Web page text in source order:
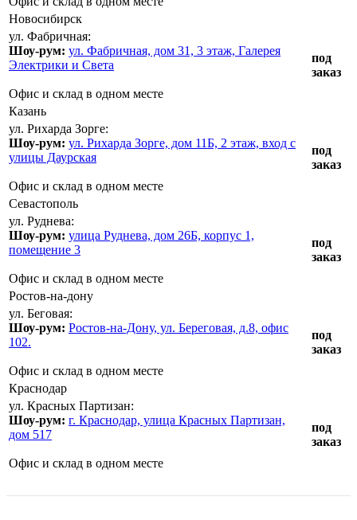
Новосибирск
ул. Фабричная:
Шоу-рум: ул. Фабричная, дом 31, 3 этаж, Галерея
Электрики и Света
Офис и склад в одном месте
под
заказ
Казань
ул. Рихарда Зорге:
Шоу-рум: ул. Рихарда Зорге, дом 11Б, 2 этаж, вход с
улицы Даурская
Офис и склад в одном месте
под
заказ
Севастополь
ул. Руднева:
Шоу-рум: улица Руднева, дом 26Б, корпус 1,
помещение 3
Офис и склад в одном месте
под
заказ
Ростов-на-дону
ул. Беговая:
Шоу-рум: Ростов-на-Дону, ул. Береговая, д.8, офис
102.
Офис и склад в одном месте
под
заказ
Краснодар
ул. Красных Партизан:
Шоу-рум: г. Краснодар, улица Красных Партизан,
дом 517
Офис и склад в одном месте
под
заказ